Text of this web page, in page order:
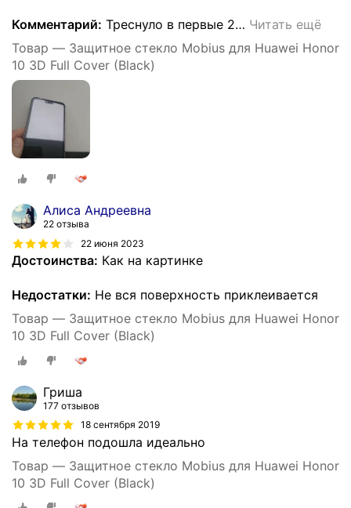
Комментарий: Треснуло в первые 2… Читать ещё
Товар — Защитное стекло Mobius для Huawei Honor
10 3D Full Cover (Black)
Алиса Андреевна
22 отзыва
22 июня 2023
Достоинства: Как на картинке
Недостатки: Не вся поверхность приклеивается
Товар — Защитное стекло Mobius для Huawei Honor
10 3D Full Cover (Black)
Гриша
177 отзывов
18 сентября 2019
На телефон подошла идеально
Товар — Защитное стекло Mobius для Huawei Honor
10 3D Full Cover (Black)